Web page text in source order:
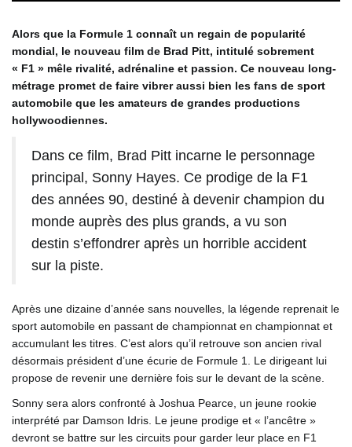
Alors que la Formule 1 connaît un regain de popularité
mondial, le nouveau film de Brad Pitt, intitulé sobrement
« F1 » mêle rivalité, adrénaline et passion. Ce nouveau long-
métrage promet de faire vibrer aussi bien les fans de sport
automobile que les amateurs de grandes productions
hollywoodiennes.
Dans ce film, Brad Pitt incarne le personnage
principal, Sonny Hayes. Ce prodige de la F1
des années 90, destiné à devenir champion du
monde auprès des plus grands, a vu son
destin s’effondrer après un horrible accident
sur la piste.
Après une dizaine d’année sans nouvelles, la légende reprenait le
sport automobile en passant de championnat en championnat et
accumulant les titres. C’est alors qu’il retrouve son ancien rival
désormais président d’une écurie de Formule 1. Le dirigeant lui
propose de revenir une dernière fois sur le devant de la scène.
Sonny sera alors confronté à Joshua Pearce, un jeune rookie
interprété par Damson Idris. Le jeune prodige et « l’ancêtre »
devront se battre sur les circuits pour garder leur place en F1